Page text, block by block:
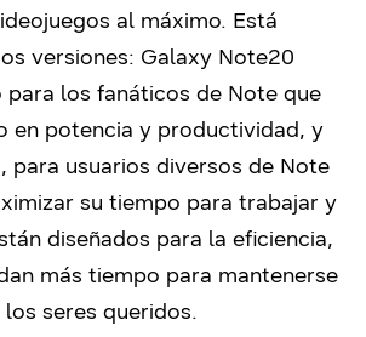
al máximo. Está
versiones: Galaxy Note20
para los fanáticos de Note que
en potencia y productividad, y
para usuarios diversos de Note
su tiempo para trabajar y
diseñados para la eficiencia,
más tiempo para mantenerse
seres queridos.